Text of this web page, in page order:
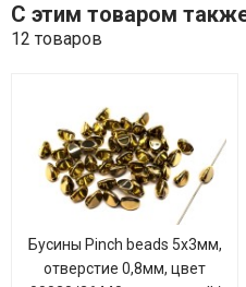
С этим товаром
12 товаров
Бусины Pinch beads 5х3мм,
отверстие 0,8мм, цвет